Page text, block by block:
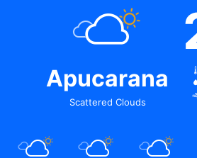
Apucarana
Scattered Clouds